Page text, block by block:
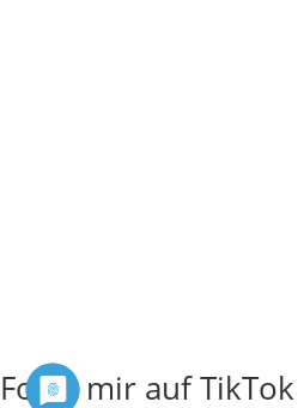
Folge mir auf TikTok